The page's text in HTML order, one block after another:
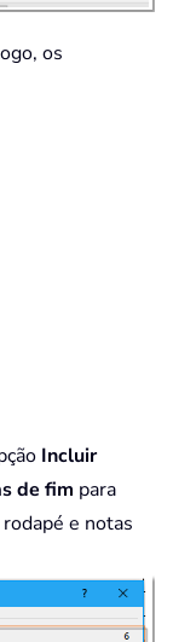
os
Incluir
de fim para
e notas